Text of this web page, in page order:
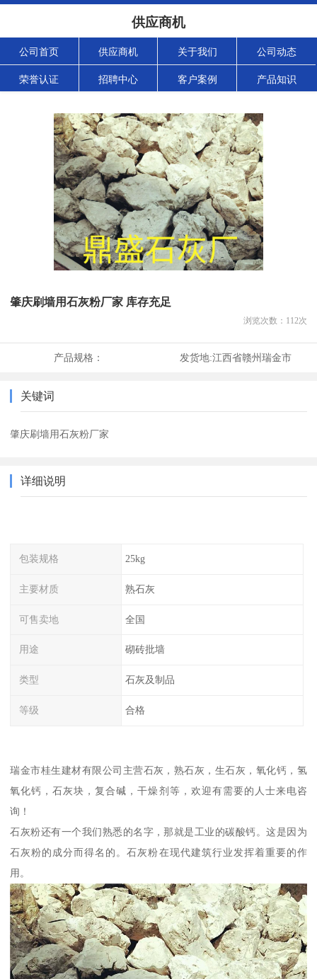
供应商机
公司首页 供应商机 关于我们 公司动态
荣誉认证 招聘中心 客户案例 产品知识
肇庆刷墙用石灰粉厂家 库存充足
浏览次数： 112次
产品规格： 发货地:江西省赣州瑞金市
关键词
肇庆刷墙用石灰粉厂家
详细说明
包装规格 25kg
主要材质 熟石灰
可售卖地 全国
用途 砌砖批墙
类型 石灰及制品
等级 合格
瑞金市桂生建材有限公司主营石灰，熟石灰，生石灰，氧化钙，氢
氧化钙，石灰块，复合碱，干燥剂等，欢迎有需要的人士来电咨
询！
石灰粉还有一个我们熟悉的名字，那就是工业的碳酸钙。这是因为
石灰粉的成分而得名的。石灰粉在现代建筑行业发挥着重要的作
用。